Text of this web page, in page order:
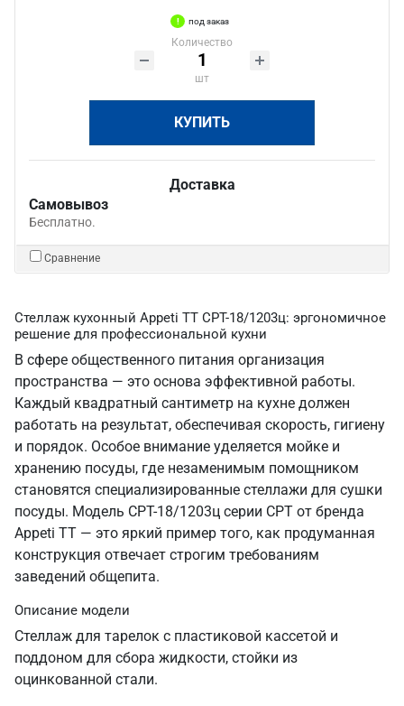
под заказ
Количество
шт
КУПИТЬ
Доставка
Самовывоз
Бесплатно.
Сравнение
Стеллаж кухонный Appeti ТТ СРТ-18/1203ц: эргономичное
решение для профессиональной кухни
В сфере общественного питания организация
пространства — это основа эффективной работы.
Каждый квадратный сантиметр на кухне должен
работать на результат, обеспечивая скорость, гигиену
и порядок. Особое внимание уделяется мойке и
хранению посуды, где незаменимым помощником
становятся специализированные стеллажи для сушки
посуды. Модель СРТ-18/1203ц серии СРТ от бренда
Appeti ТТ — это яркий пример того, как продуманная
конструкция отвечает строгим требованиям
заведений общепита.
Описание модели
Стеллаж для тарелок с пластиковой кассетой и
поддоном для сбора жидкости, стойки из
оцинкованной стали.